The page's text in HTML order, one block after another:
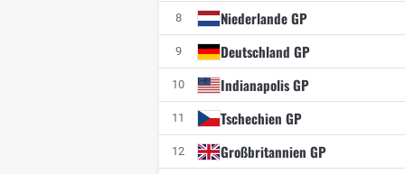
8 Niederlande GP
9 Deutschland GP
10 Indianapolis GP
11 Tschechien GP
12 Großbritannien GP